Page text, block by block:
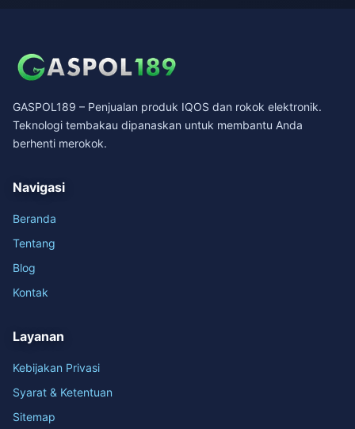
GASPOL189 – Penjualan produk IQOS dan rokok elektronik.
Teknologi tembakau dipanaskan untuk membantu Anda
berhenti merokok.
Navigasi
Beranda
Tentang
Blog
Kontak
Layanan
Kebijakan Privasi
Syarat & Ketentuan
Sitemap